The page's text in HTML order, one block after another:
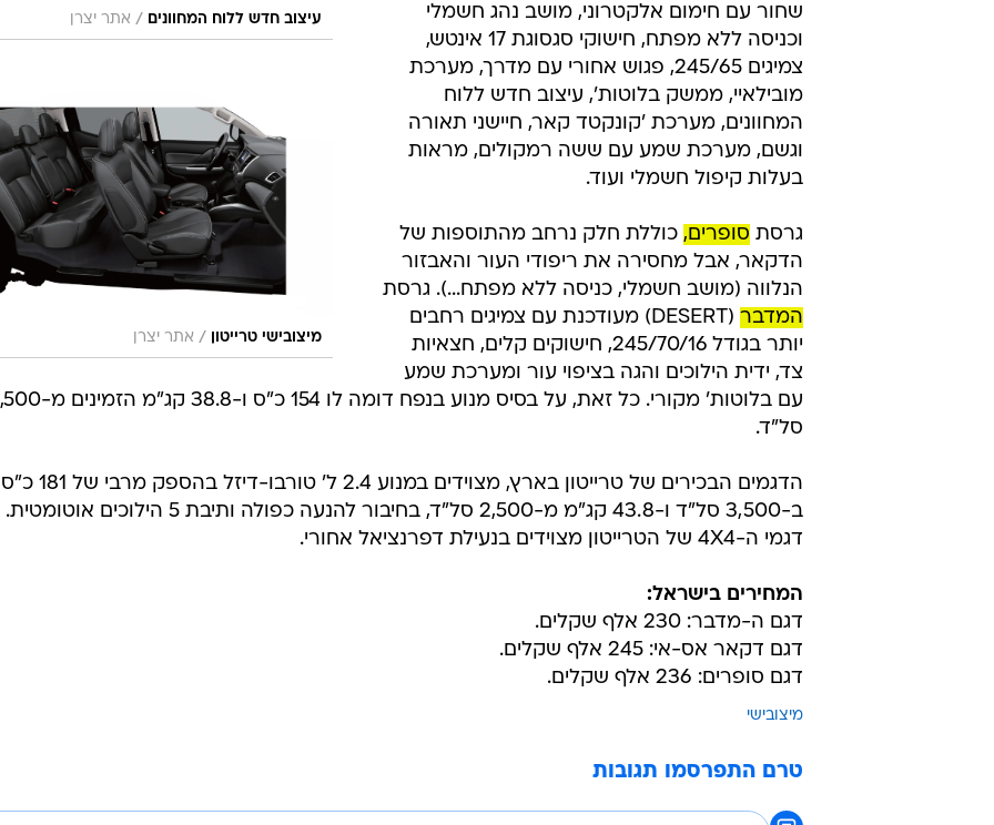
עיצוב חדש ללוח המחוונים / אתר יצרן
מיצובישי טרייטון / אתר יצרן
שחור עם חימום אלקטרוני, מושב נהג חשמלי
וכניסה ללא מפתח, חישוקי סגסוגת 17 אינטש,
צמיגים 245/65, פגוש אחורי עם מדרך, מערכת
מובילאיי, ממשק בלוטות', עיצוב חדש ללוח
המחוונים, מערכת 'קונקטד קאר, חיישני תאורה
וגשם, מערכת שמע עם ששה רמקולים, מראות
בעלות קיפול חשמלי ועוד.
גרסת סופרים, כוללת חלק נרחב מהתוספות של
הדקאר, אבל מחסירה את ריפודי העור והאבזור
הנלווה (מושב חשמלי, כניסה ללא מפתח...). גרסת
המדבר
(DESERT) מעודכנת עם צמיגים רחבים
יותר בגודל 245/70/16, חישוקים קלים, חצאיות
צד, ידית הילוכים והגה בציפוי עור ומערכת שמע
עם בלוטות' מקורי. כל זאת, על בסיס מנוע בנפח דומה לו 154 כ"ס ו-38.8
סל"ד.
הדגמים הבכירים של טרייטון בארץ, מצוידים במנוע 2.4 ל' טורבו-דיזל בהספק מרבי של 181 כ"ס
ב-3,500 סל"ד ו-43.8 קג"מ מ-2,500 סל"ד, בחיבור להנעה כפולה ותיבת 5 הילוכים
דגמי ה-4X4 של הטרייטון מצוידים בנעילת דפרנציאל אחורי.
המחירים בישראל:
דגם ה-מדבר: 230 אלף שקלים.
דגם דקאר אס-אי: 245 אלף שקלים.
דגם סופרים: 236 אלף שקלים.
מיצובישי
טרם התפרסמו תגובות